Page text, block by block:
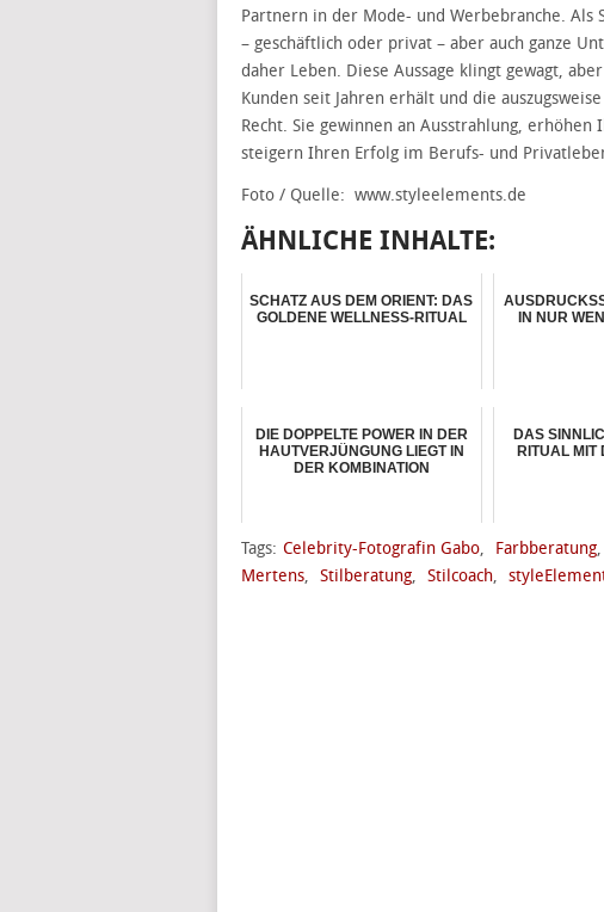
Partnern in der Mode- und Werbebranche. Als
– geschäftlich oder privat – aber auch ganze
daher Leben. Diese Aussage klingt gewagt,
Kunden seit Jahren erhält und die
Recht. Sie gewinnen an Ausstrahlung,
steigern Ihren Erfolg im Berufs- und
Foto / Quelle: www.styleelements.de
ÄHNLICHE INHALTE:
SCHATZ AUS DEM ORIENT: DAS
GOLDENE WELLNESS-RITUAL
IN NUR
DIE DOPPELTE POWER IN DER
HAUTVERJÜNGUNG LIEGT IN
DER KOMBINATION
DAS
RITUAL MIT
Tags: Celebrity-Fotografin Gabo, Farbberatung,
Mertens, Stilberatung, Stilcoach,